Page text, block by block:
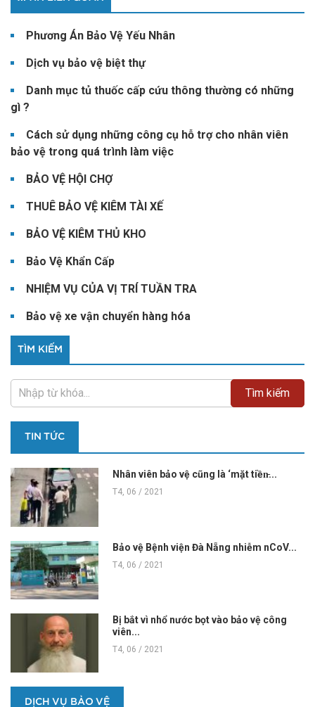
Phương Án Bảo Vệ Yếu Nhân
Dịch vụ bảo vệ biệt thự
Danh mục tủ thuốc cấp cứu thông thường có những
gì ?
Cách sử dụng những công cụ hỗ trợ cho nhân viên
bảo vệ trong quá trình làm việc
BẢO VỆ HỘI CHỢ
THUÊ BẢO VỆ KIÊM TÀI XẾ
BẢO VỆ KIÊM THỦ KHO
Bảo Vệ Khẩn Cấp
NHIỆM VỤ CỦA VỊ TRÍ TUẦN TRA
Bảo vệ xe vận chuyển hàng hóa
TÌM KIẾM
TIN TỨC
Nhân viên bảo vệ cũng là ‘mặt tiền̵...
T4, 06 / 2021
Bảo vệ Bệnh viện Đà Nẵng nhiễm nCoV...
T4, 06 / 2021
Bị bắt vì nhổ nước bọt vào bảo vệ công
viên...
T4, 06 / 2021
DỊCH VỤ BẢO VỆ